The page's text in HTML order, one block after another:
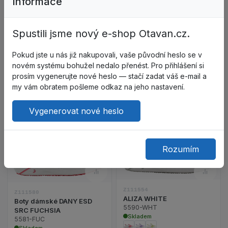
5590-LMG
1 651,65 Kč
bez DPH: 1 365,00 Kč
Do košíku
Skladem
1 235,65 Kč
bez DPH: 1 021,20 Kč
Do oblíbených – Boty dámské
Zobrazit detail produktu Boty dámské DANY ESD
Z111580
Boty dámské DANY ESD
SRC FUCHSIA
5581-FUC
Zobrazit detail
Z111554
ALIZA WHITE
5590-WHT
Skladem
Spustili jsme nový e-shop Otavan.cz.
Pokud jste u nás již nakupovali, vaše původní heslo se v
novém systému bohužel nedalo přenést. Pro přihlášení si
prosím vygenerujte nové heslo — stačí zadat váš e-mail a
my vám obratem pošleme odkaz na jeho nastavení.
Vygenerovat nové heslo
Rozumím